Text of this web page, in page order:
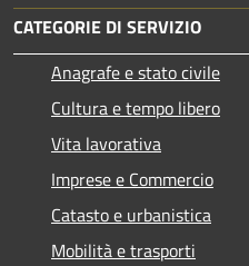
CATEGORIE DI SERVIZIO
Anagrafe e stato civile
Cultura e tempo libero
Vita lavorativa
Imprese e Commercio
Catasto e urbanistica
Mobilità e trasporti